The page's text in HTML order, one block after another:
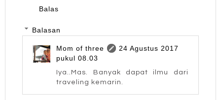
Balas
Balasan
Mom of three
24 Agustus 2017
pukul 08.03
Iya..Mas. Banyak dapat ilmu dari
traveling kemarin.